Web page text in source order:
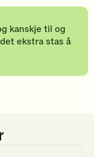
kanskje til og
ekstra stas å